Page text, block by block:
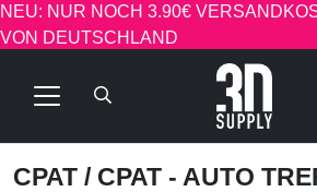
NEU: NUR NOCH 3.90€
VON DEUTSCHLAND
CPAT / CPAT - AUTO